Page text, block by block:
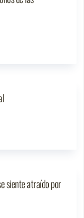
siente atraído por